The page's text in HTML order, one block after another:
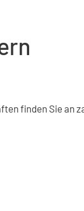
finden Sie an